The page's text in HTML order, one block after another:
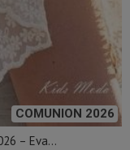
COMUNION 2026
– Eva...